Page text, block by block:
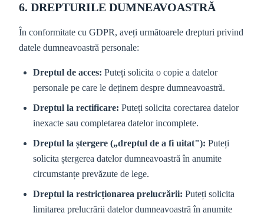
6. DREPTURILE DUMNEAVOASTRĂ
În conformitate cu GDPR, aveți următoarele drepturi privind
datele dumneavoastră personale:
Dreptul de acces: Puteți solicita o copie a datelor
personale pe care le deținem despre dumneavoastră.
Dreptul la rectificare: Puteți solicita corectarea datelor
inexacte sau completarea datelor incomplete.
Dreptul la ștergere („dreptul de a fi uitat"): Puteți
solicita ștergerea datelor dumneavoastră în anumite
circumstanțe prevăzute de lege.
Dreptul la restricționarea prelucrării: Puteți solicita
limitarea prelucrării datelor dumneavoastră în anumite